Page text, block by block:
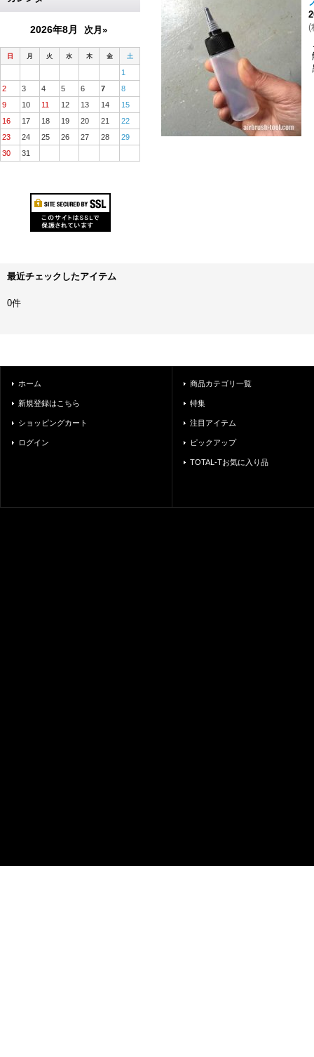
2026年8月 次月»
日 月 火 水 木 金 土
1
2
3 4 5 6 7
8
9
10 11 12 13 14
15
16
17 18 19 20 21
22
23
24 25 26 27 28
29
30
31
(
最近チェックしたアイテム
0件
ホーム
新規登録はこちら
ショッピングカート
ログイン
商品カテゴリ一覧
特集
注目アイテム
ピックアップ
TOTAL-Tお気に入り品